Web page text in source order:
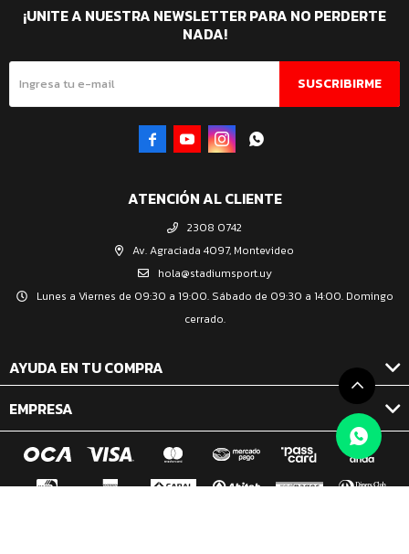
ATENCIÓN AL CLIENTE
2308 0742
Av. Agraciada 4097, Montevideo
hola@stadiumsport.uy
Lunes a Viernes de 09:30 a 19:00. Sábado de 09:30 a 14:00. Domingo
cerrado.
AYUDA EN TU COMPRA
EMPRESA
¡UNITE A NUESTRA NEWSLETTER PARA NO PERDERTE
NADA!
SUSCRIBIRME
   